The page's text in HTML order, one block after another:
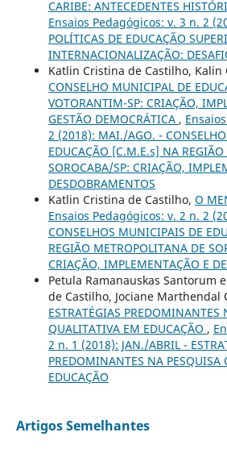
CARIBE: ANTECEDENTES
Ensaios Pedagógicos: v. 3 n. 2
POLÍTICAS DE EDUCAÇÃO
INTERNACIONALIZAÇÃO:
Katlin Cristina de Castilho, Kalin
CONSELHO MUNICIPAL DE
VOTORANTIM-SP: CRIAÇÃO,
GESTÃO DEMOCRÁTICA ,
2 (2018): MAI./AGO. -
EDUCAÇÃO [C.M.E.s] NA
SOROCABA/SP: CRIAÇÃO,
DESDOBRAMENTOS
Katlin Cristina de Castilho, O
Ensaios Pedagógicos: v. 2 n. 2
CONSELHOS MUNICIPAIS DE
REGIÃO METROPOLITANA DE
CRIAÇÃO, IMPLEMENTAÇÃO E
Petula Ramanauskas Santorum
de Castilho, Jociane Marthendal
ESTRATÉGIAS PREDOMINANTES
QUALITATIVA EM EDUCAÇÃO ,
2 n. 1 (2018): JAN./ABRIL -
PREDOMINANTES NA PESQUISA
EDUCAÇÃO
Artigos Semelhantes